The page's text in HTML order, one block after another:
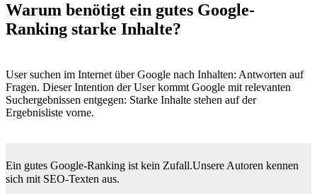
Warum benötigt ein gutes Google-
Ranking starke Inhalte?
User suchen im Internet über Google nach Inhalten: Antworten auf
Fragen. Dieser Intention der User kommt Google mit relevanten
Suchergebnissen entgegen: Starke Inhalte stehen auf der
Ergebnisliste vorne.
Ein gutes Google-Ranking ist kein Zufall.Unsere Autoren kennen
sich mit SEO-Texten aus.